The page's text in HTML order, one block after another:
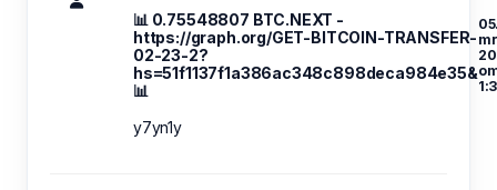
📊 0.75548807 BTC.NEXT -
https://graph.org/GET-BITCOIN-TRANSFER-
02-23-2?
hs=51f1137f1a386ac348c898deca984e35&
📊
y7yn1y